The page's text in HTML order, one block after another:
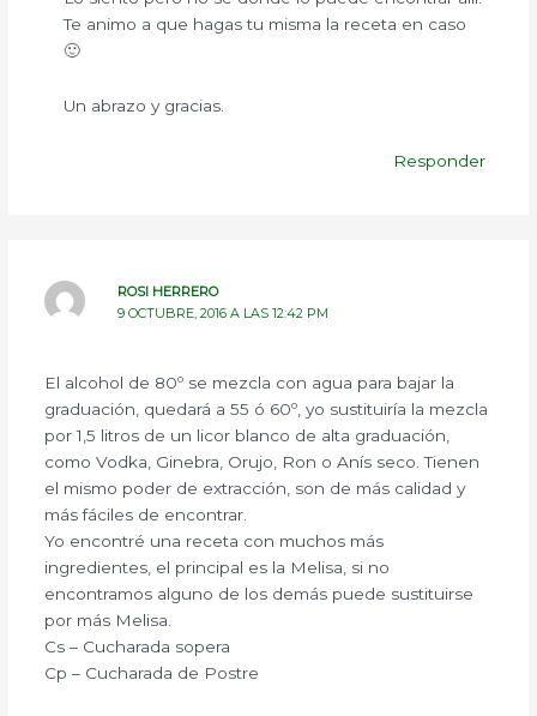
Te animo a que hagas tu misma la receta en caso
🙂
Un abrazo y gracias.
Responder
ROSI HERRERO
9 OCTUBRE, 2016 A LAS 12:42 PM
El alcohol de 80º se mezcla con agua para bajar la
graduación, quedará a 55 ó 60º, yo sustituiría la mezcla
por 1,5 litros de un licor blanco de alta graduación,
como Vodka, Ginebra, Orujo, Ron o Anís seco. Tienen
el mismo poder de extracción, son de más calidad y
más fáciles de encontrar.
Yo encontré una receta con muchos más
ingredientes, el principal es la Melisa, si no
encontramos alguno de los demás puede sustituirse
por más Melisa.
Cs – Cucharada sopera
Cp – Cucharada de Postre